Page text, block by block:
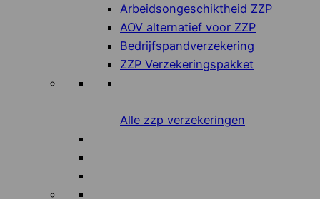
Arbeidsongeschiktheid ZZP
AOV alternatief voor ZZP
Bedrijfspandverzekering
ZZP Verzekeringspakket
Alle zzp verzekeringen